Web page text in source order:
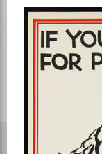
Карта с
к
улица